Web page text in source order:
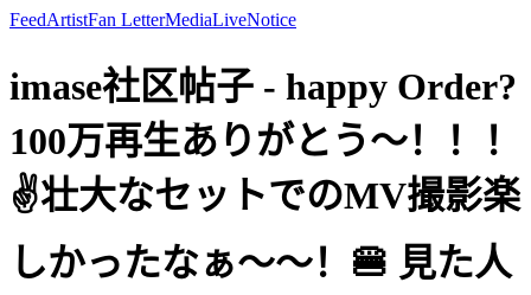
FeedArtistFan LetterMediaLiveNotice
imase社区帖子 - happy Order?
100万再生ありがとう〜！！！
✌️壮大なセットでのMV撮影楽
しかったなぁ〜〜！🍔 見た人